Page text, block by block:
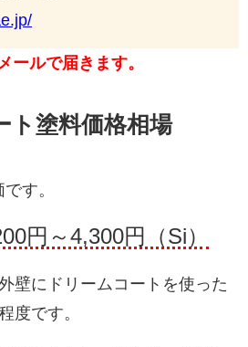
ールで届きます。
ト塗料価格相場
す。
円～4,300円（Si）
壁にドリームコートを使った
度です。